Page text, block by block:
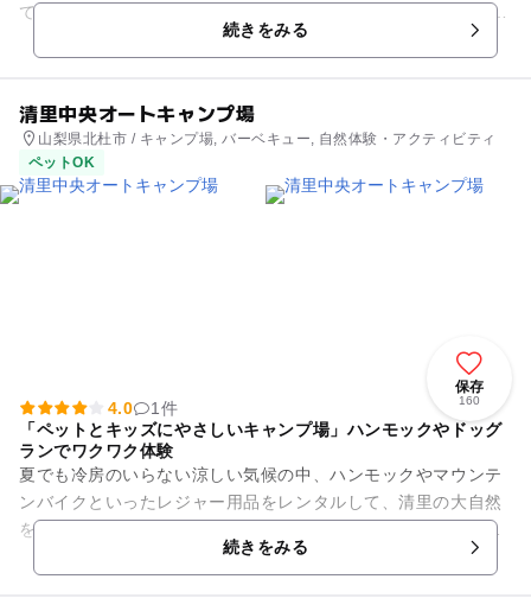
ております。 「デリジャンス」ゴンドラデリジャンスに乗って
続きをみる
清里中央オートキャンプ場
山梨県北杜市 / キャンプ場, バーベキュー, 自然体験・アクティビティ
ペットOK
保存
160
4.0
1件
「ペットとキッズにやさしいキャンプ場」ハンモックやドッグ
ランでワクワク体験
夏でも冷房のいらない涼しい気候の中、ハンモックやマウンテ
ンバイクといったレジャー用品をレンタルして、清里の大自然
をたっぷり満喫できます。星空がよく見えるエリアなので、夜
に天体観測をするのもお忘れ...続きをみる